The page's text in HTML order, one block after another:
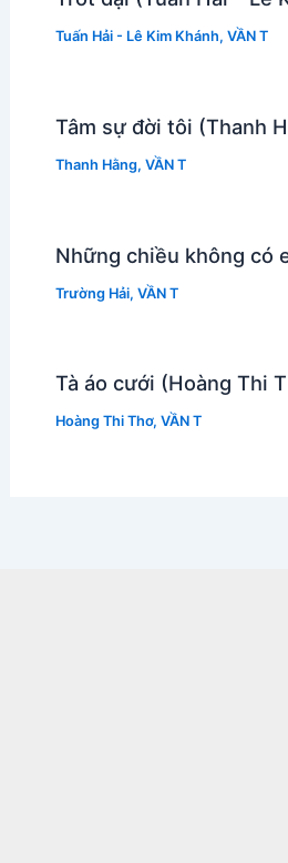
Tuấn Hải - Lê Kim Khánh, VẦN T
Tâm sự đời tôi (Thanh
Thanh Hằng, VẦN T
Những chiều không có
Trường Hải, VẦN T
Tà áo cưới (Hoàng Thi
Hoàng Thi Thơ, VẦN T